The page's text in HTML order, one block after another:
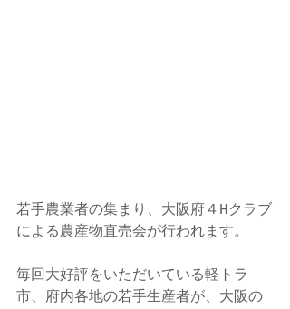
若手農業者の集まり、大阪府４Hクラブ
による農産物直売会が行われます。
毎回大好評をいただいている軽トラ
市、府内各地の若手生産者が、大阪の